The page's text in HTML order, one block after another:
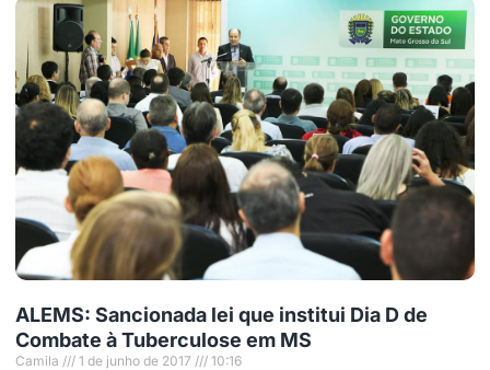
ALEMS: Sancionada lei que institui Dia D de
Combate à Tuberculose em MS
Camila 1 de junho de 2017 10:16